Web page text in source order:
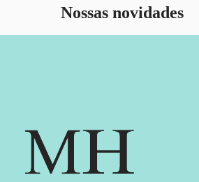
Nossas novidades